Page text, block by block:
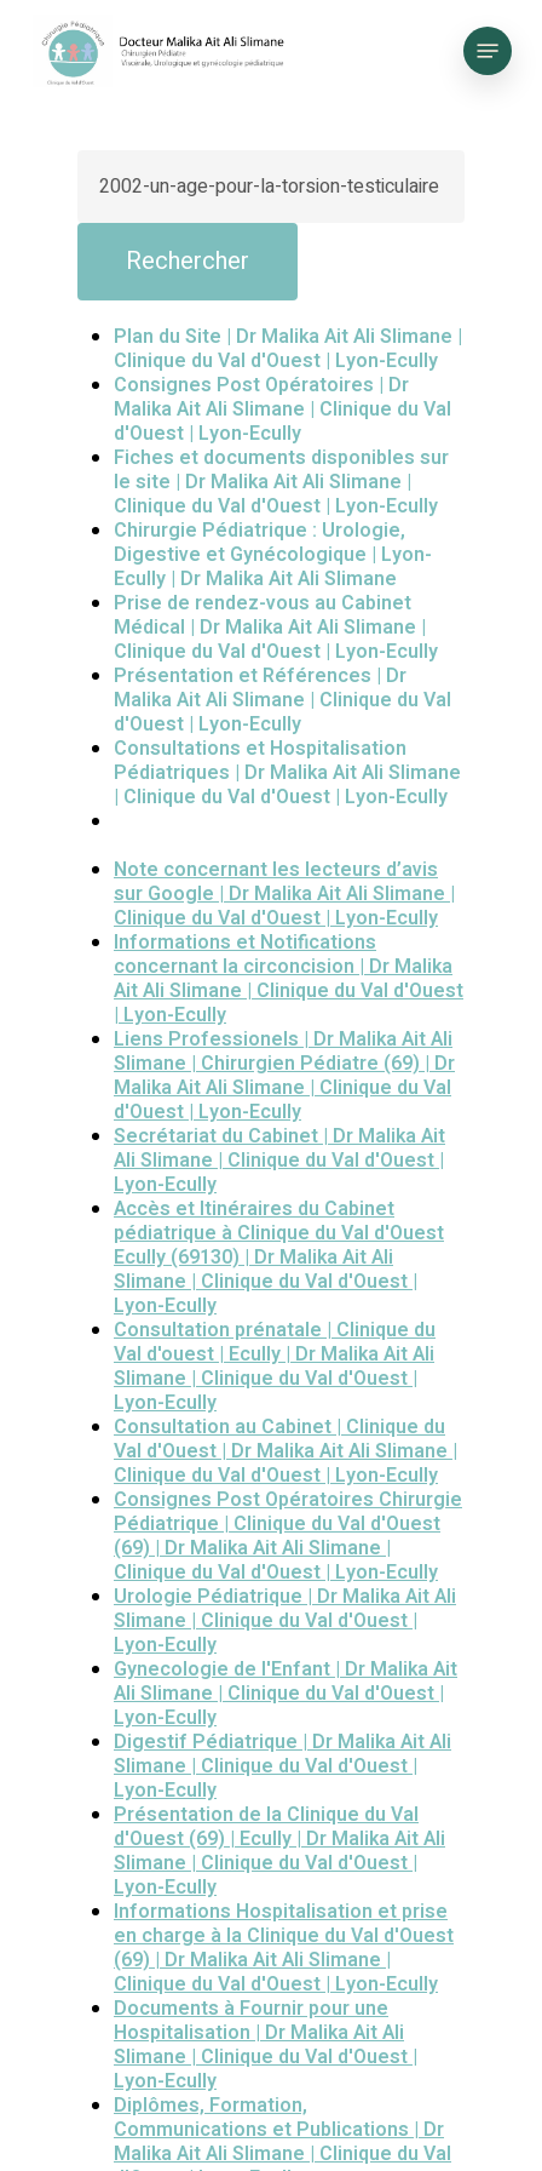
content
Menu
Plan du Site | Dr Malika Ait Ali Slimane |
Clinique du Val d'Ouest | Lyon-Ecully
Consignes Post Opératoires | Dr
Malika Ait Ali Slimane | Clinique du Val
d'Ouest | Lyon-Ecully
Fiches et documents disponibles sur
le site | Dr Malika Ait Ali Slimane |
Clinique du Val d'Ouest | Lyon-Ecully
Chirurgie Pédiatrique : Urologie,
Digestive et Gynécologique | Lyon-
Ecully | Dr Malika Ait Ali Slimane
Prise de rendez-vous au Cabinet
Médical | Dr Malika Ait Ali Slimane |
Clinique du Val d'Ouest | Lyon-Ecully
Présentation et Références | Dr
Malika Ait Ali Slimane | Clinique du Val
d'Ouest | Lyon-Ecully
Consultations et Hospitalisation
Pédiatriques | Dr Malika Ait Ali Slimane
| Clinique du Val d'Ouest | Lyon-Ecully
Note concernant les lecteurs d’avis
sur Google | Dr Malika Ait Ali Slimane |
Clinique du Val d'Ouest | Lyon-Ecully
Informations et Notifications
concernant la circoncision | Dr Malika
Ait Ali Slimane | Clinique du Val d'Ouest
| Lyon-Ecully
Liens Professionels | Dr Malika Ait Ali
Slimane | Chirurgien Pédiatre (69) | Dr
Malika Ait Ali Slimane | Clinique du Val
d'Ouest | Lyon-Ecully
Secrétariat du Cabinet | Dr Malika Ait
Ali Slimane | Clinique du Val d'Ouest |
Lyon-Ecully
Accès et Itinéraires du Cabinet
pédiatrique à Clinique du Val d'Ouest
Ecully (69130) | Dr Malika Ait Ali
Slimane | Clinique du Val d'Ouest |
Lyon-Ecully
Consultation prénatale | Clinique du
Val d'ouest | Ecully | Dr Malika Ait Ali
Slimane | Clinique du Val d'Ouest |
Lyon-Ecully
Consultation au Cabinet | Clinique du
Val d'Ouest | Dr Malika Ait Ali Slimane |
Clinique du Val d'Ouest | Lyon-Ecully
Consignes Post Opératoires Chirurgie
Pédiatrique | Clinique du Val d'Ouest
(69) | Dr Malika Ait Ali Slimane |
Clinique du Val d'Ouest | Lyon-Ecully
Urologie Pédiatrique | Dr Malika Ait Ali
Slimane | Clinique du Val d'Ouest |
Lyon-Ecully
Gynecologie de l'Enfant | Dr Malika Ait
Ali Slimane | Clinique du Val d'Ouest |
Lyon-Ecully
Digestif Pédiatrique | Dr Malika Ait Ali
Slimane | Clinique du Val d'Ouest |
Lyon-Ecully
Présentation de la Clinique du Val
d'Ouest (69) | Ecully | Dr Malika Ait Ali
Slimane | Clinique du Val d'Ouest |
Lyon-Ecully
Informations Hospitalisation et prise
en charge à la Clinique du Val d'Ouest
(69) | Dr Malika Ait Ali Slimane |
Clinique du Val d'Ouest | Lyon-Ecully
Documents à Fournir pour une
Hospitalisation | Dr Malika Ait Ali
Slimane | Clinique du Val d'Ouest |
Lyon-Ecully
Diplômes, Formation,
Communications et Publications | Dr
Malika Ait Ali Slimane | Clinique du Val